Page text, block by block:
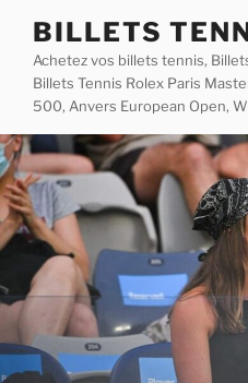
content
BILLETS
Achetez vos billets tennis,
Billets Tennis Rolex Paris
500, Anvers European Open,